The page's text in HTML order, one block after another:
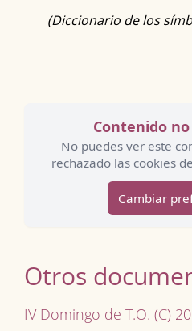
(Diccionario de los
Contenido
No puedes ver este
rechazado las cookies
Cambiar
Otros
IV Domingo de T.O. (C)